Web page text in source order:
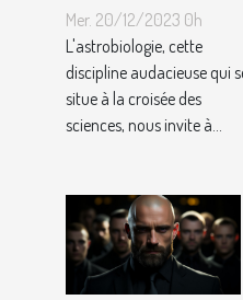
de la vie au-
delà de la
Terre
Mer. 20/12/2023 0h
L'astrobiologie, cette
discipline audacieuse qui
situe à la croisée des
sciences, nous invite à...